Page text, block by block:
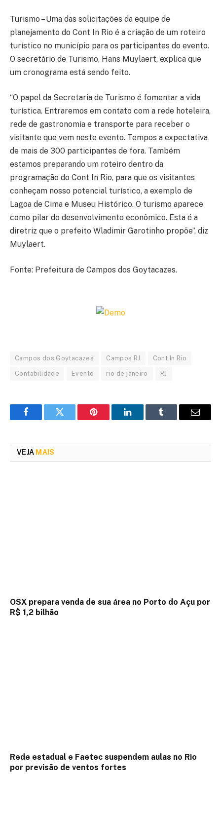
Turismo – Uma das solicitações da equipe de
planejamento do Cont In Rio é a criação de um roteiro
turístico no município para os participantes do evento.
O secretário de Turismo, Hans Muylaert, explica que
um cronograma está sendo feito.
“O papel da Secretaria de Turismo é fomentar a vida
turística. Entraremos em contato com a rede hoteleira,
rede de gastronomia e transporte para receber o
visitante que vem neste evento. Tempos a expectativa
de mais de 300 participantes de fora. Também
estamos preparando um roteiro dentro da
programação do Cont In Rio, para que os visitantes
conheçam nosso potencial turístico, a exemplo de
Lagoa de Cima e Museu Histórico. O turismo aparece
como pilar do desenvolvimento econômico. Esta é a
diretriz que o prefeito Wladimir Garotinho propõe”, diz
Muylaert.
Fonte: Prefeitura de Campos dos Goytacazes.
Campos dos Goytacazes Campos RJ Cont In Rio
Contabilidade Evento rio de janeiro RJ
FacebookTwitter Pinterest LinkedInTumblr Email
VEJA MAIS
OSX prepara venda de sua área no Porto do Açu por
R$ 1,2 bilhão
Rede estadual e Faetec suspendem aulas no Rio
por previsão de ventos fortes